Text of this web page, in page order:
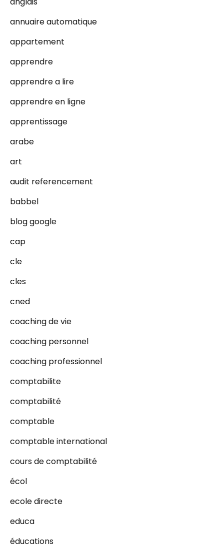
annuaire automatique
appartement
apprendre
apprendre a lire
apprendre en ligne
apprentissage
arabe
art
audit referencement
babbel
blog google
cap
cle
cles
cned
coaching de vie
coaching personnel
coaching professionnel
comptabilite
comptabilité
comptable
comptable international
cours de comptabilité
écol
ecole directe
educa
éducations